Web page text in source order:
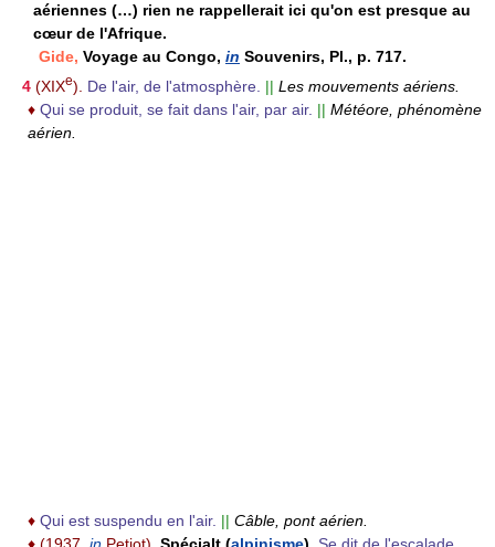
aériennes (…) rien ne rappellerait ici qu'on est presque au
cœur de l'Afrique.
Gide, Voyage au Congo, in Souvenirs, Pl., p. 717.
4 (XIXe). De l'air, de l'atmosphère. || Les mouvements aériens.
♦ Qui se produit, se fait dans l'air, par air. || Météore, phénomène
aérien.
♦ Qui est suspendu en l'air. || Câble, pont aérien.